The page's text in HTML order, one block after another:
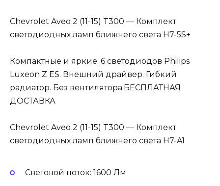
Chevrolet Aveo 2 (11-15) T300 — Комплект
светодиодных ламп ближнего света H7-5S+
Компактные и яркие. 6 светодиодов Philips
Luxeon Z ES. Внешний драйвер. Гибкий
радиатор. Без вентилятора.БЕСПЛАТНАЯ
ДОСТАВКА
Chevrolet Aveo 2 (11-15) T300 — Комплект
светодиодных ламп ближнего света H7-A1
Световой поток: 1600 Лм